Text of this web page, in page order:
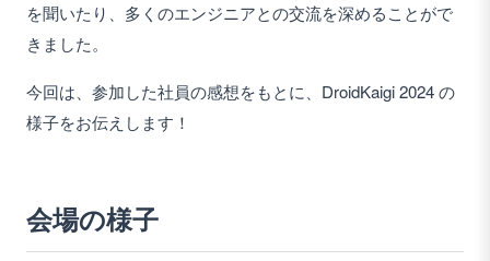
を聞いたり、多くのエンジニアとの交流を深めることがで
きました。
今回は、参加した社員の感想をもとに、DroidKaigi 2024 の
様子をお伝えします！
会場の様子